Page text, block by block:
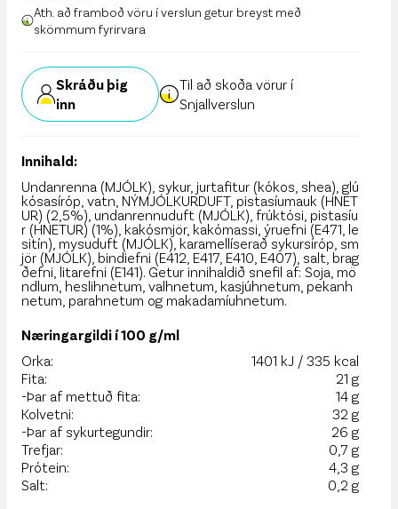
Ath. að framboð vöru í verslun getur breyst með
skömmum fyrirvara
Skráðu þig
inn
Til að skoða vörur í
Snjallverslun
Innihald:
Undanrenna (MJÓLK), sykur, jurtafitur (kókos, shea), glú
kósasíróp, vatn, NÝMJÓLKURDUFT, pistasíumauk (HNET
UR) (2,5%), undanrennuduft (MJÓLK), frúktósi, pistasíu
r (HNETUR) (1%), kakósmjör, kakómassi, ýruefni (E471, le
sitín), mysuduft (MJÓLK), karamellíserað sykursíróp, sm
jör (MJÓLK), bindiefni (E412, E417, E410, E407), salt, brag
ðefni, litarefni (E141). Getur innihaldið snefil af: Soja, mö
ndlum, heslihnetum, valhnetum, kasjúhnetum, pekanh
netum, parahnetum og makadamíuhnetum.
Næringargildi í 100 g/ml
Orka:
1401 kJ / 335 kcal
Fita:
21 g
-Þar af mettuð fita:
14 g
Kolvetni:
32 g
-Þar af sykurtegundir:
26 g
Trefjar:
0,7 g
Prótein:
4,3 g
Salt:
0,2 g